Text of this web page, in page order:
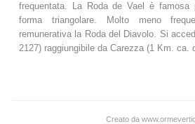
frequentata. La Roda de Vael è famosa
forma triangolare. Molto meno
remunerativa la Roda del Diavolo. Si
2127) raggiungibile da Carezza (1 Km. ca.
Creato da